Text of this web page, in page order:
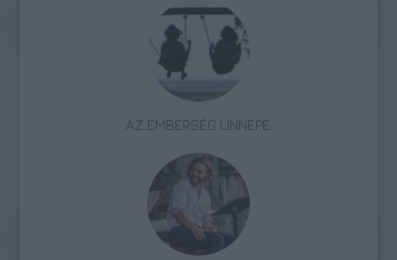
AZ EMBERSÉG ÜNNEPE